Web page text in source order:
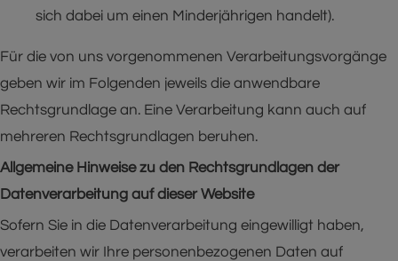
sich dabei um einen Minderjährigen handelt).
Für die von uns vorgenommenen Verarbeitungsvorgänge
geben wir im Folgenden jeweils die anwendbare
Rechtsgrundlage an. Eine Verarbeitung kann auch auf
mehreren Rechtsgrundlagen beruhen.
Allgemeine Hinweise zu den Rechtsgrundlagen der
Datenverarbeitung auf dieser Website
Sofern Sie in die Datenverarbeitung eingewilligt haben,
verarbeiten wir Ihre personenbezogenen Daten auf